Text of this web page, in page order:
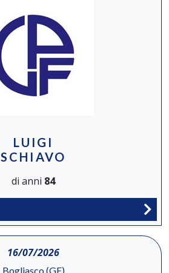
LUIGI
SCHIAVO
di anni 84
16/07/2026
Bogliasco (GE)